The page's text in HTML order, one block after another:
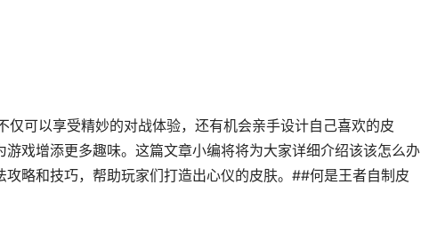
仅可以享受精妙的对战体验，还有机会亲手设计自己喜欢的皮
戏增添更多趣味。这篇文章小编将将为大家详细介绍该该怎么办
略和技巧，帮助玩家们打造出心仪的皮肤。##何是王者自制皮